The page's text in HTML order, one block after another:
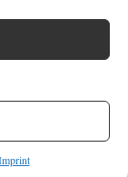
pesante,